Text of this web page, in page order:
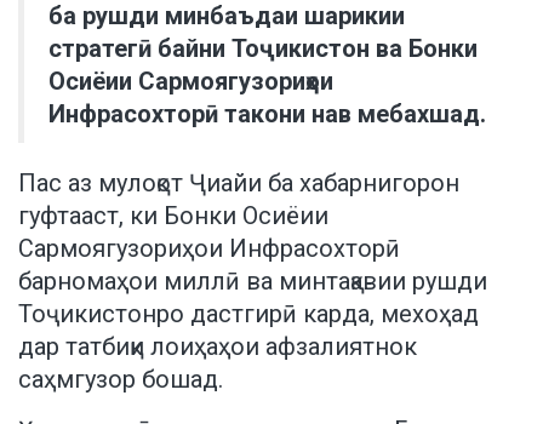
ба рушди минбаъдаи шарикии
стратегӣ байни Тоҷикистон ва Бонки
Осиёии Сармоягузориҳои
Инфрасохторӣ такони нав мебахшад.
Пас аз мулоқот Ҷиайи ба хабарнигорон
гуфтааст, ки Бонки Осиёии
Сармоягузориҳои Инфрасохторӣ
барномаҳои миллӣ ва минтақавии рушди
Тоҷикистонро дастгирӣ карда, мехоҳад
дар татбиқи лоиҳаҳои афзалиятнок
саҳмгузор бошад.